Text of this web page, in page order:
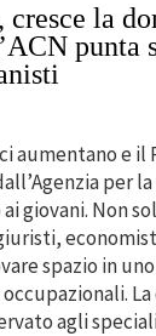
cresce la
punta
aumentano e il
per
giovani. Non
spazio in
agli